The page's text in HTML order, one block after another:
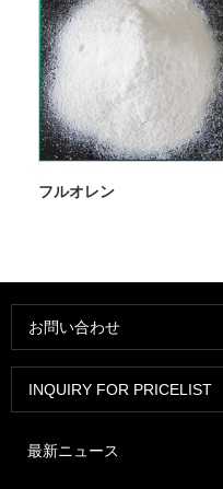
フルオレン
お問い合わせ
INQUIRY FOR PRICELIST
最新ニュース